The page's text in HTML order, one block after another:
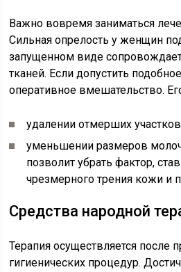
Важно вовремя заниматься
Сильная опрелость у женщин
запущенном виде
тканей. Если допустить
оперативное вмешательство.
удалении отмерших
уменьшении размеров
позволит убрать фактор,
чрезмерного трения кожи и
Средства народной
Терапия осуществляется после
гигиенических процедур.